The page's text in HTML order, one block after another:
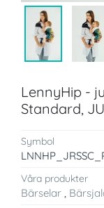
LennyHip -
Standard,
Symbol
Våra produkter
Bärselar